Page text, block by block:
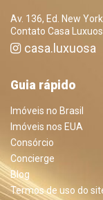
Av. 136, Ed. New
Contato Casa
casa.luxuosa
Guia rápido
Imóveis no Brasil
Imóveis nos EUA
Consórcio
Concierge
Blog
Termos de uso do